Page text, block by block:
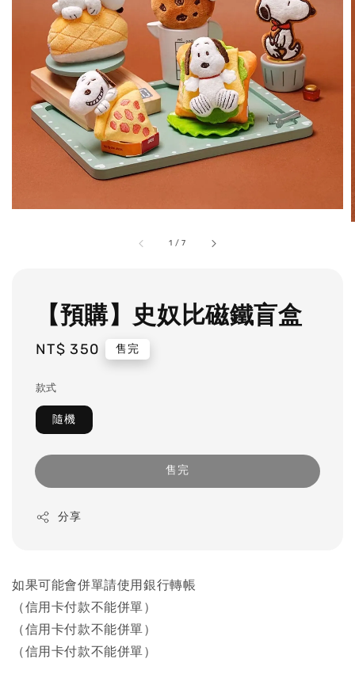
1 /7
【預購】史奴比磁鐵盲盒
Regular
NT$ 350 售完
款式
隨機
售完
分享
如果可能會併單請使用銀行轉帳
（信用卡付款不能併單）
（信用卡付款不能併單）
（信用卡付款不能併單）